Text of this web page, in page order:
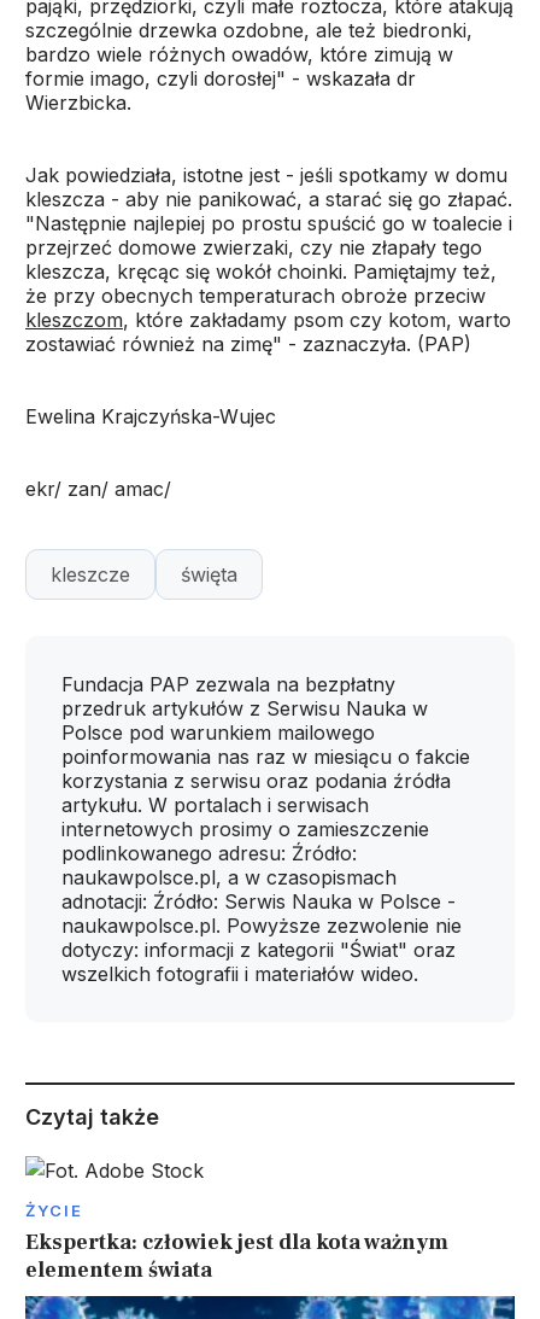
pająki, przędziorki, czyli małe roztocza, które atakują
szczególnie drzewka ozdobne, ale też biedronki,
bardzo wiele różnych owadów, które zimują w
formie imago, czyli dorosłej" - wskazała dr
Wierzbicka.
Jak powiedziała, istotne jest - jeśli spotkamy w domu
kleszcza - aby nie panikować, a starać się go złapać.
"Następnie najlepiej po prostu spuścić go w toalecie i
przejrzeć domowe zwierzaki, czy nie złapały tego
kleszcza, kręcąc się wokół choinki. Pamiętajmy też,
że przy obecnych temperaturach obroże przeciw
kleszczom, które zakładamy psom czy kotom, warto
zostawiać również na zimę" - zaznaczyła. (PAP)
Ewelina Krajczyńska-Wujec
ekr/ zan/ amac/
kleszcze święta
Fundacja PAP zezwala na bezpłatny
przedruk artykułów z Serwisu Nauka w
Polsce pod warunkiem mailowego
poinformowania nas raz w miesiącu o fakcie
korzystania z serwisu oraz podania źródła
artykułu. W portalach i serwisach
internetowych prosimy o zamieszczenie
podlinkowanego adresu: Źródło:
naukawpolsce.pl, a w czasopismach
adnotacji: Źródło: Serwis Nauka w Polsce -
naukawpolsce.pl. Powyższe zezwolenie nie
dotyczy: informacji z kategorii "Świat" oraz
wszelkich fotografii i materiałów wideo.
Czytaj także
ŻYCIE
Ekspertka: człowiek jest dla kota ważnym
elementem świata